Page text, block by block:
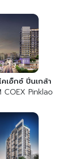
เอ็กซ์ ปิ่นเกล้า
COEX Pinklao